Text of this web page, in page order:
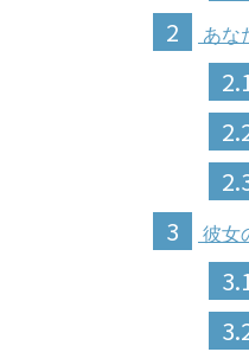
2 あな
3 彼女